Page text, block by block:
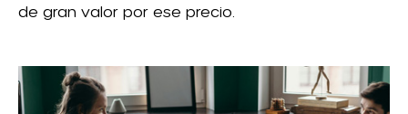
de gran valor por ese precio.